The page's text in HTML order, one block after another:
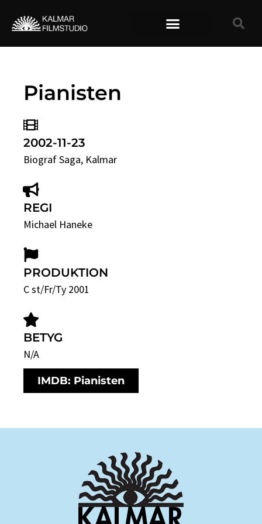
Pianisten
2002-11-23
Biograf Saga, Kalmar
REGI
Michael Haneke
PRODUKTION
C st/Fr/Ty 2001
BETYG
N/A
IMDB: Pianisten